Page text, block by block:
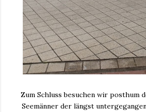
Zum Schluss besuchen wir posthum
Seemänner der längst